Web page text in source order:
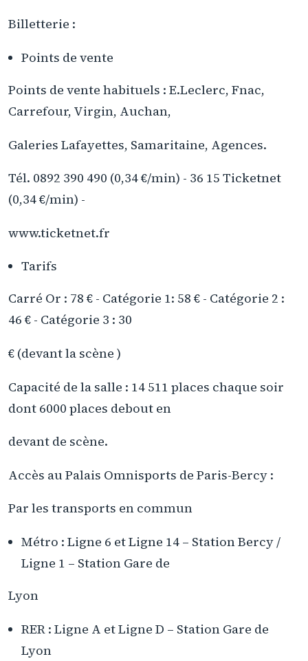
Billetterie :
Points de vente
Points de vente habituels : E.Leclerc, Fnac,
Carrefour, Virgin, Auchan,
Galeries Lafayettes, Samaritaine, Agences.
Tél. 0892 390 490 (0,34 €/min) - 36 15 Ticketnet
(0,34 €/min) -
www.ticketnet.fr
Tarifs
Carré Or : 78 € - Catégorie 1: 58 € - Catégorie 2 :
46 € - Catégorie 3 : 30
€ (devant la scène )
Capacité de la salle : 14 511 places chaque soir
dont 6000 places debout en
devant de scène.
Accès au Palais Omnisports de Paris-Bercy :
Par les transports en commun
Métro : Ligne 6 et Ligne 14 – Station Bercy /
Ligne 1 – Station Gare de
Lyon
RER : Ligne A et Ligne D – Station Gare de
Lyon